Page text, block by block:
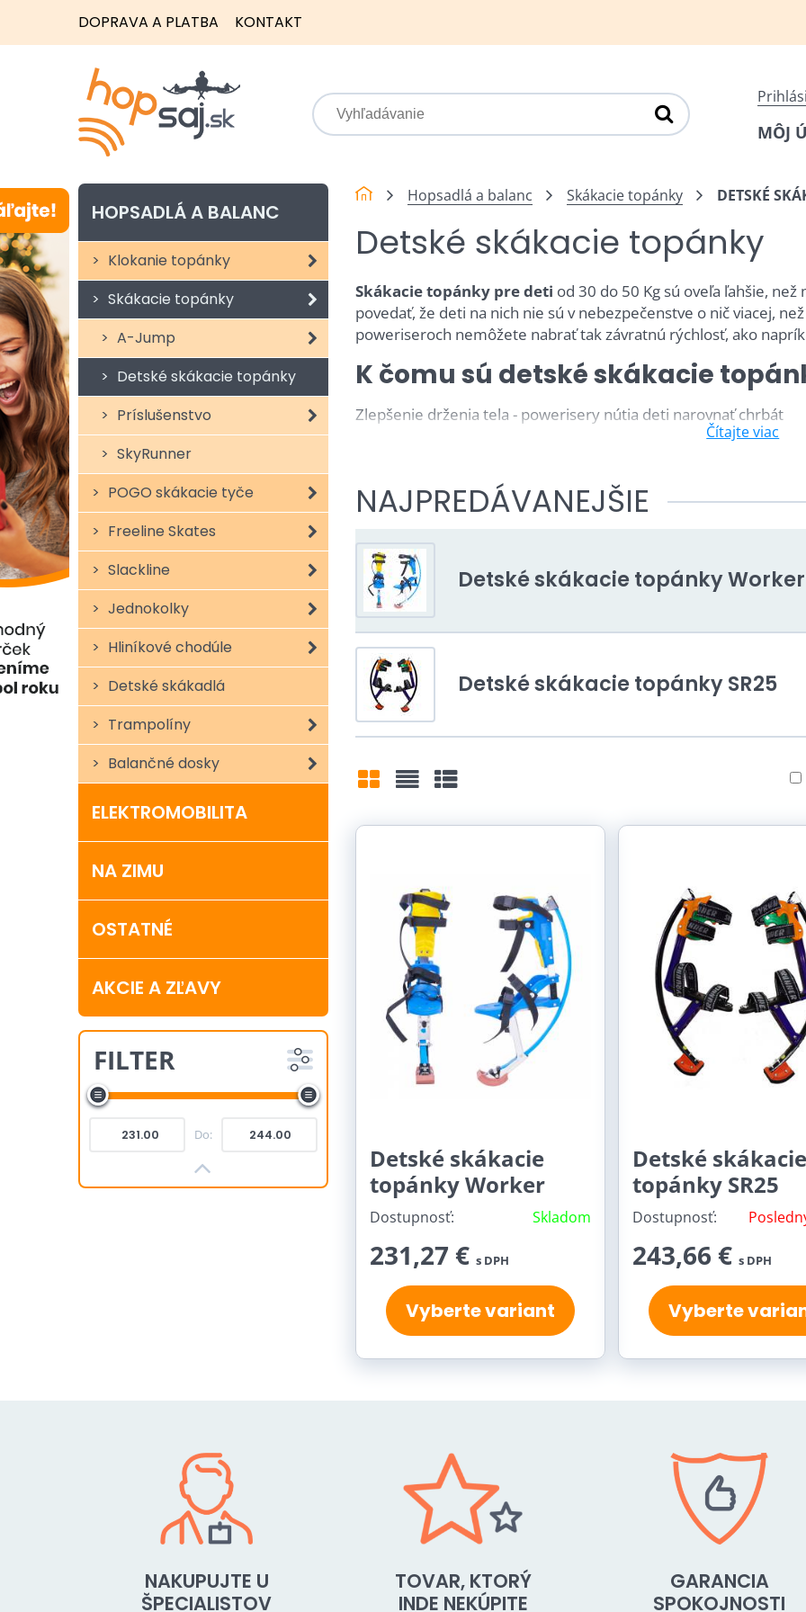
DOPRAVA A PLATBA KONTAKT
MÔJ
HOPSADLÁ A BALANC
Klokanie topánky
Skákacie topánky
A-Jump
Detské skákacie topánky
Príslušenstvo
SkyRunner
POGO skákacie tyče
Freeline Skates
Slackline
Jednokolky
Hliníkové chodúle
Detské skákadlá
Trampolíny
Balančné dosky
ELEKTROMOBILITA
NA ZIMU
OSTATNÉ
AKCIE A ZĽAVY
FILTER
Do:
Hopsadlá a balanc Skákacie topánky DETSKÉ
Detské skákacie topánky
Skákacie topánky pre deti od 30 do 50 Kg sú oveľa ľahšie,
povedať, že deti na nich nie sú v nebezpečenstve o nič viacej,
poweriseroch nemôžete nabrať tak závratnú rýchlosť, ako
K čomu sú detské skákacie
Zlepšenie drženia tela - powerisery nútia deti narovnať chrbát
Zlepšenie koordinácie a tréning rovnováhy - skvelé aj ako
Čítajte viac
NAJPREDÁVANEJŠIE
Detské skákacie topánky Worker
Detské skákacie topánky SR25
Detské skákacie
topánky Worker
Dostupnosť: Skladom
231,27 € s DPH
Vyberte variant
Detské skákacie
topánky SR25
Dostupnosť:
243,66 € s DPH
Vyberte
NAKUPUJTE U
ŠPECIALISTOV
TOVAR, KTORÝ
INDE NEKÚPITE
GARANCIA
SPOKOJNOSTI